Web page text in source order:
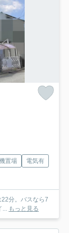
置場
電気有
分。バスなら7
... もっと見る